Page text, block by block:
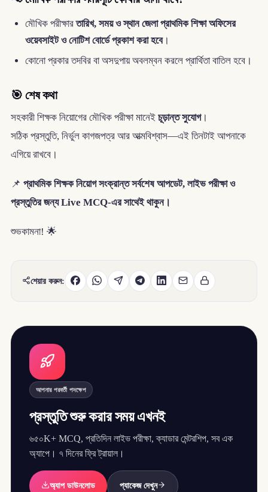
মৌখিক পরীক্ষারতারিখ, সময় ও স্থান জেলা প্রাথমিক শিক্ষা অফিসের
ওয়েবসাইট ও নোটিশ বোর্ডে প্রকাশ করা হবে।
কোনো প্রকার তদবির বা অসদুপায় অবলম্বন করলে প্রার্থিতা বাতিল হবে।
🎯 শেষ কথা
সহকারী শিক্ষক নিয়োগের মৌখিক পরীক্ষা মানেই চূড়ান্ত সুযোগ।
সঠিক প্রস্তুতি, নির্ভুল কাগজপত্র আর আত্মবিশ্বাস—এই তিনটাই আপনাকে
এগিয়ে রাখবে।
📌 প্রাথমিক শিক্ষক নিয়োগ সংক্রান্ত সর্বশেষ আপডেট, লাইভ পরীক্ষা ও
প্রস্তুতির জন্য Live MCQ-এর সাথেই থাকুন।
শুভকামনা! 🌟
শেয়ার করুন:
আপনার পরবর্তী পদক্ষেপ
প্রস্তুতি শুরু করার সময় এখনই
৬৫০K+ MCQ, প্রতিদিন লাইভ পরীক্ষা, ক্যাডার মেন্টরশিপ, সব এক
অ্যাপে। ৭ দিনের ফ্রি ট্রায়াল।
অ্যাপ ডাউনলোড প্যাকেজ দেখুন